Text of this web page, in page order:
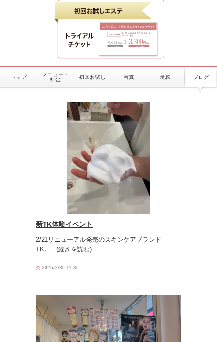
トップ
メニュー・
料金
初回お試し 写真 地図 ブログ
新TK体験イベント
2/21リニューアル発売のスキンケアブランド
TK。 ...(続きを読む)
2026/3/30 11:36